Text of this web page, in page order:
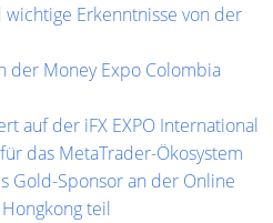
Erkenntnisse von der
der Money Expo Colombia
auf der iFX EXPO International
das MetaTrader-Ökosystem
Gold-Sponsor an der Online
teil